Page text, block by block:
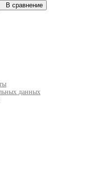
В сравнение
данных